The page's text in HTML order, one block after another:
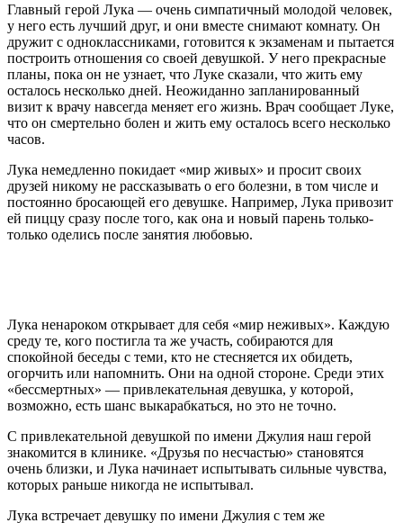
Главный герой Лука — очень симпатичный молодой человек,
у него есть лучший друг, и они вместе снимают комнату. Он
дружит с одноклассниками, готовится к экзаменам и пытается
построить отношения со своей девушкой. У него прекрасные
планы, пока он не узнает, что Луке сказали, что жить ему
осталось несколько дней. Неожиданно запланированный
визит к врачу навсегда меняет его жизнь. Врач сообщает Луке,
что он смертельно болен и жить ему осталось всего несколько
часов.
Лука немедленно покидает «мир живых» и просит своих
друзей никому не рассказывать о его болезни, в том числе и
постоянно бросающей его девушке. Например, Лука привозит
ей пиццу сразу после того, как она и новый парень только-
только оделись после занятия любовью.
Лука ненароком открывает для себя «мир неживых». Каждую
среду те, кого постигла та же участь, собираются для
спокойной беседы с теми, кто не стесняется их обидеть,
огорчить или напомнить. Они на одной стороне. Среди этих
«бессмертных» — привлекательная девушка, у которой,
возможно, есть шанс выкарабкаться, но это не точно.
С привлекательной девушкой по имени Джулия наш герой
знакомится в клинике. «Друзья по несчастью» становятся
очень близки, и Лука начинает испытывать сильные чувства,
которых раньше никогда не испытывал.
Лука встречает девушку по имени Джулия с тем же